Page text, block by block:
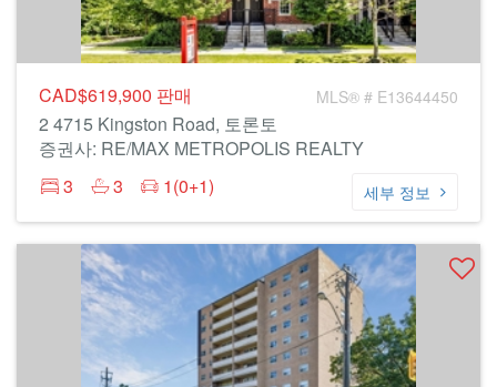
CAD$619,900 판매 MLS® # E13644450
2 4715 Kingston Road, 토론토
증권사: RE/MAX METROPOLIS REALTY
3
3 1(0+1) 세부 정보